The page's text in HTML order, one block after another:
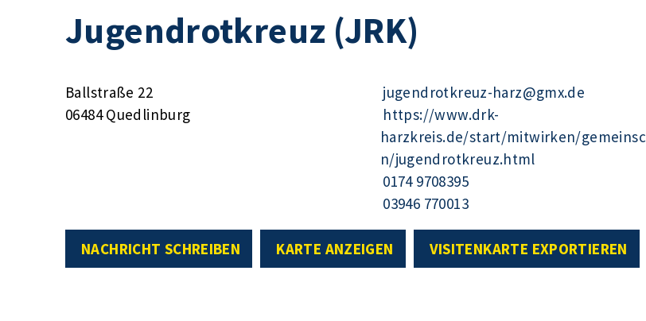
Jugendrotkreuz (JRK)
Ballstraße 22
06484 Quedlinburg
jugendrotkreuz-harz@gmx.de
https://www.drk-
harzkreis.de/start/mitwirken/
n/jugendrotkreuz.html
0174 9708395
03946 770013
NACHRICHT SCHREIBEN KARTE ANZEIGEN VISITENKARTE EXPORTIEREN